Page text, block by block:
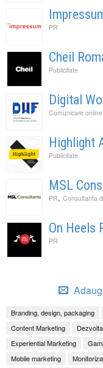
PR
Cheil
Publicitate
Digital
Comunicare online
Highlight
Publicitate
MSL
PR, Consultanta
On Heels
PR
Branding, design, packaging
Content Marketing
Experiential Marketing
Mobile marketing